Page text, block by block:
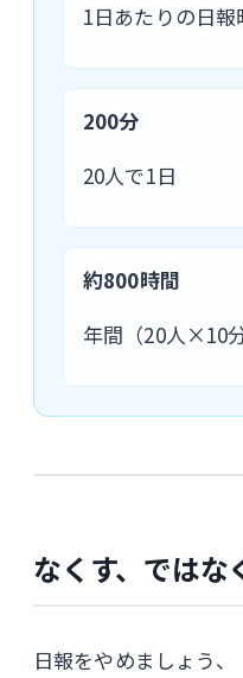
1日あたりの日報
200分
20人で1日
約800時間
年間（20人×10
なくす、ではな
日報をやめましょう、